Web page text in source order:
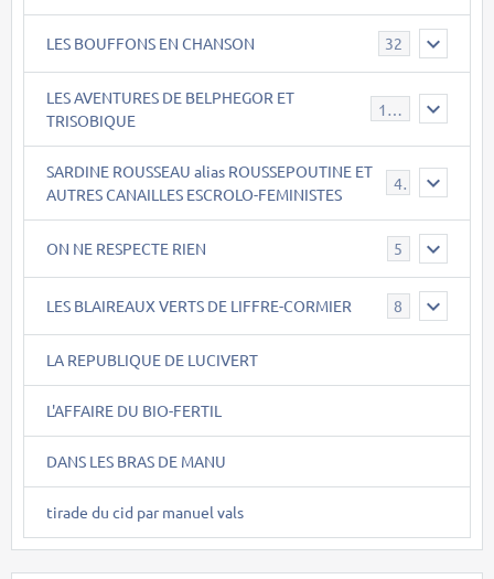
LES BOUFFONS EN CHANSON 32
LES AVENTURES DE BELPHEGOR ET
TRISOBIQUE
147
SARDINE ROUSSEAU alias ROUSSEPOUTINE ET
AUTRES CANAILLES ESCROLO-FEMINISTES
40
ON NE RESPECTE RIEN 5
LES BLAIREAUX VERTS DE LIFFRE-CORMIER 8
LA REPUBLIQUE DE LUCIVERT
L'AFFAIRE DU BIO-FERTIL
DANS LES BRAS DE MANU
tirade du cid par manuel vals